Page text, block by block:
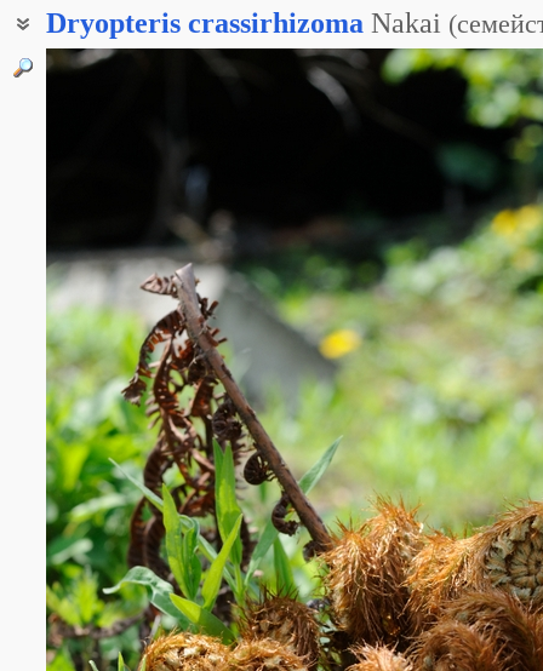
Dryopteris crassirhizoma Nakai (
Папоротник толсто-корневищный